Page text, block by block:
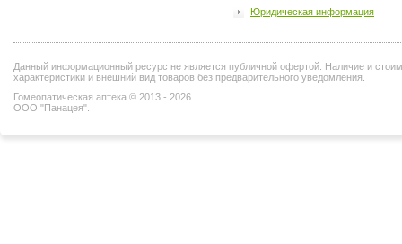
Юридическая информация
Данный информационный ресурс не является публичной офертой. Наличие и
характеристики и внешний вид товаров без предварительного уведомления.
Гомеопатическая аптека © 2013 - 2026
ООО "Панацея".